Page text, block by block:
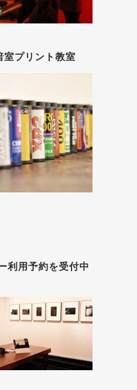
室プリント教室
利用予約を受付中